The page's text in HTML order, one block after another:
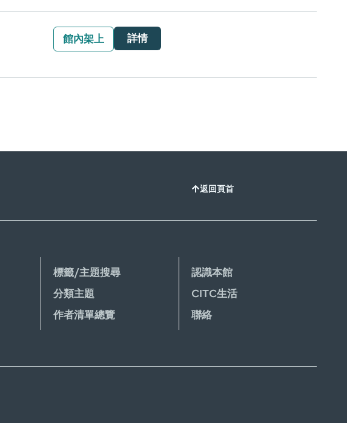
館內架上 詳情
返回頁首
標籤/主題搜尋
分類主題
作者清單總覽
認識本館
CITC生活
聯絡